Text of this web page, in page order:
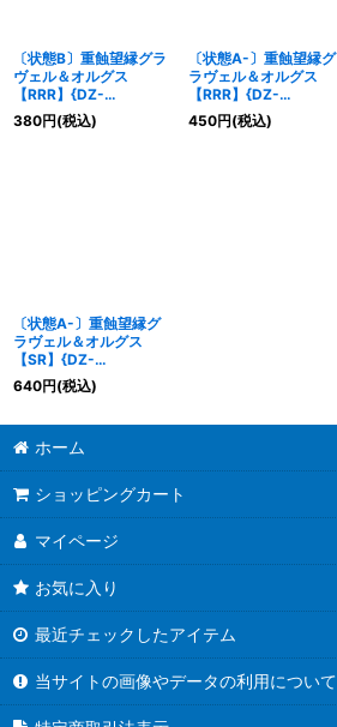
〔状態B〕重蝕望縁グラ
ヴェル＆オルグス
【RRR】{DZ-
SS16/029}《ブラント
ゲート/ストイケイア》
380円(税込)
〔状態A-〕重蝕望縁グ
ラヴェル＆オルグス
【RRR】{DZ-
SS16/029}《ブラント
ゲート/ストイケイア》
450円(税込)
〔状態A-〕重蝕望縁グ
ラヴェル＆オルグス
【SR】{DZ-
SS16/SR56}《ブラント
ゲート/ストイケイア》
640円(税込)
ホーム
ショッピングカート
マイページ
お気に入り
最近チェックしたアイテム
当サイトの画像やデータの利用について